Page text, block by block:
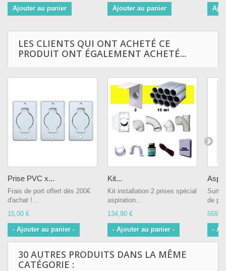
Ajouter au panier Ajouter au panier
LES CLIENTS QUI ONT ACHETÉ CE
PRODUIT ONT ÉGALEMENT ACHETÉ...
Prise PVC x...
Frais de port offert dès 200€
d'achat !...
15,00 €
- Ajouter au panier -
Kit...
Kit installation 2 prises spécial
aspiration...
134,90 €
- Ajouter au panier -
de
-
30 AUTRES PRODUITS DANS LA MÊME
CATÉGORIE :